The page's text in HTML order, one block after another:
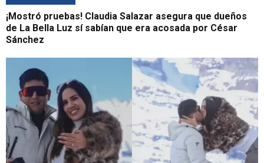
¡Mostró pruebas! Claudia Salazar asegura que dueños
de La Bella Luz sí sabían que era acosada por César
Sánchez